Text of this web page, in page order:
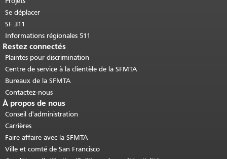
Se déplacer
SF 311
Informations régionales 511
Restez connectés
Plaintes pour discrimination
Centre de service à la clientèle de la SFMTA
Bureaux de la SFMTA
Contactez-nous
À propos de nous
Conseil d'administration
Carrières
Faire affaire avec la SFMTA
Ville et comté de San Francisco